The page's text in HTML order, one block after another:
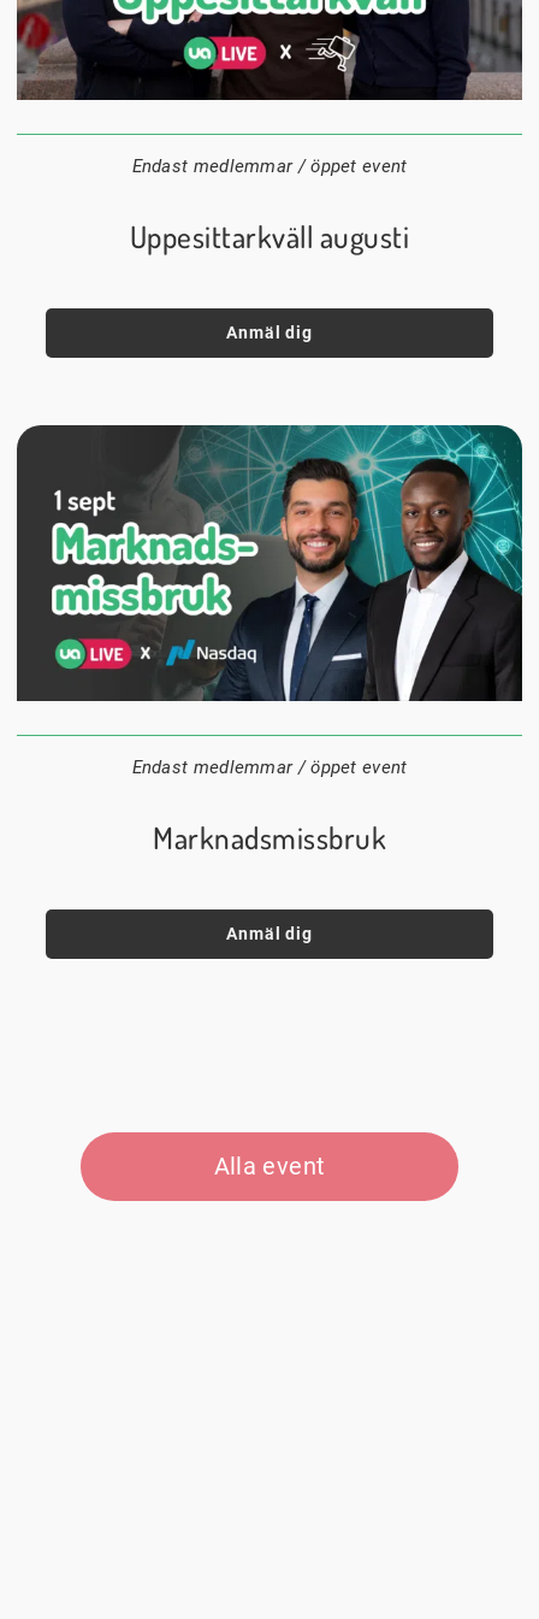
24 augusti
20:00
Endast medlemmar / öppet event
Uppesittarkväll augusti
Anmäl dig
1 september
18:00
Digitalt
Endast medlemmar / öppet event
Marknadsmissbruk
Anmäl dig
Alla event